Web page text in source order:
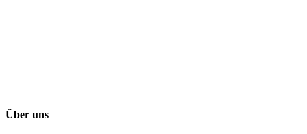
Über uns